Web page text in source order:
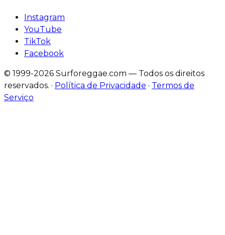
Instagram
YouTube
TikTok
Facebook
© 1999-2026 Surforeggae.com — Todos os direitos
reservados. · Política de Privacidade · Termos de
Serviço